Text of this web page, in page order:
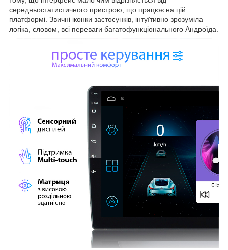
середньостатистичного пристрою, що працює на цій
платформі. Звичні іконки застосунків, інтуїтивно зрозуміла
логіка, словом, всі переваги багатофункціонального Андроїда.